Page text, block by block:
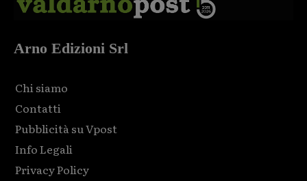
Arno Edizioni Srl
Chi siamo
Contatti
Pubblicità su Vpost
Info Legali
Privacy Policy